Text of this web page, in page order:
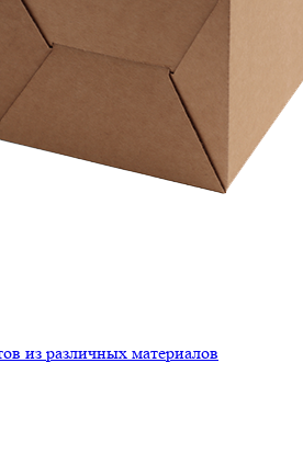
из различных материалов